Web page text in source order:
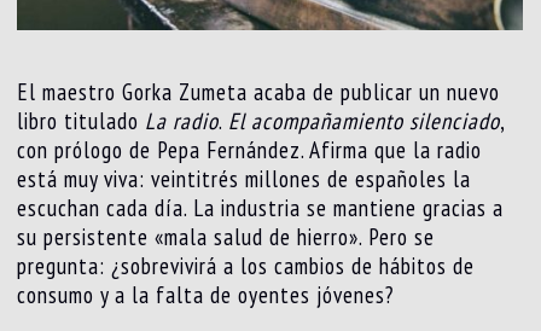
El maestro Gorka Zumeta acaba de publicar un nuevo
libro titulado La radio. El acompañamiento silenciado,
con prólogo de Pepa Fernández. Afirma que la radio
está muy viva: veintitrés millones de españoles la
escuchan cada día. La industria se mantiene gracias a
su persistente «mala salud de hierro». Pero se
pregunta: ¿sobrevivirá a los cambios de hábitos de
consumo y a la falta de oyentes jóvenes?